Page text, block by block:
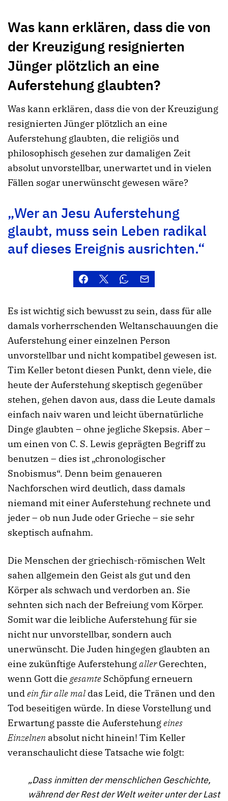
Was kann erklären, dass die von
der Kreuzigung resignierten
Jünger plötzlich an eine
Auferstehung glaubten?
Was kann erklären, dass die von der Kreuzigung
resignierten Jünger plötzlich an eine
Auferstehung glaubten, die religiös und
philosophisch gesehen zur damaligen Zeit
absolut unvorstellbar, unerwartet und in vielen
Fällen sogar unerwünscht gewesen wäre?
„Wer an Jesu Auferstehung
glaubt, muss sein Leben radikal
auf dieses Ereignis ausrichten.“
Es ist wichtig sich bewusst zu sein, dass für alle
damals vorherrschenden Weltanschauungen die
Auferstehung einer einzelnen Person
unvorstellbar und nicht kompatibel gewesen ist.
Tim Keller betont diesen Punkt, denn viele, die
heute der Auferstehung skeptisch gegenüber
stehen, gehen davon aus, dass die Leute damals
einfach naiv waren und leicht übernatürliche
Dinge glaubten – ohne jegliche Skepsis. Aber –
um einen von C. S. Lewis geprägten Begriff zu
benutzen – dies ist „chronologischer
Snobismus“. Denn beim genaueren
Nachforschen wird deutlich, dass damals
niemand mit einer Auferstehung rechnete und
jeder – ob nun Jude oder Grieche – sie sehr
skeptisch aufnahm.
Die Menschen der griechisch-römischen Welt
sahen allgemein den Geist als gut und den
Körper als schwach und verdorben an. Sie
sehnten sich nach der Befreiung vom Körper.
Somit war die leibliche Auferstehung für sie
nicht nur unvorstellbar, sondern auch
unerwünscht. Die Juden hingegen glaubten an
eine zukünftige AuferstehungallerGerechten,
wenn Gott die gesamte Schöpfung erneuern
undein für alle mal das Leid, die Tränen und den
Tod beseitigen würde. In diese Vorstellung und
Erwartung passte die Auferstehungeines
Einzelnen absolut nicht hinein! Tim Keller
veranschaulicht diese Tatsache wie folgt:
„Dass inmitten der menschlichen Geschichte,
während der Rest der Welt weiter unter der Last